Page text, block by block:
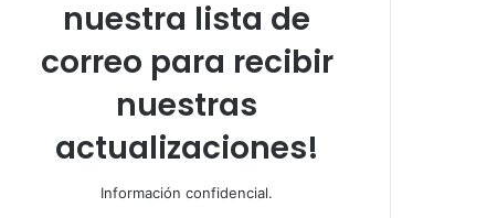
nuestra lista de
correo para recibir
nuestras
actualizaciones!
Información confidencial.